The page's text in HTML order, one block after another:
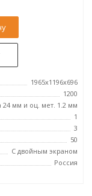
1965x1196x696
1200
24 мм и оц. мет. 1.2 мм
1
3
50
С двойным экраном
Россия